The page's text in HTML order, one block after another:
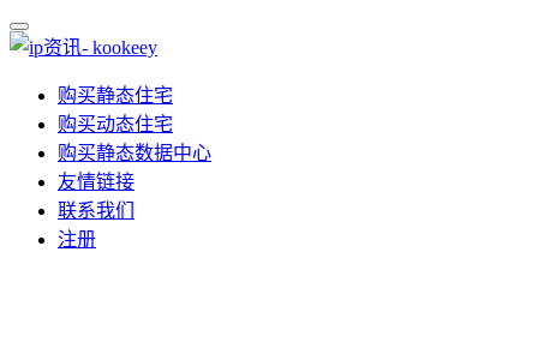
购买静态住宅
购买动态住宅
购买静态数据中心
友情链接
联系我们
注册